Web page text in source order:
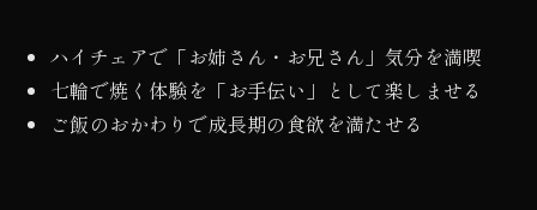
ハイチェアで「お姉さん・お兄さん」気分を満喫
七輪で焼く体験を「お手伝い」として楽しませる
ご飯のおかわりで成長期の食欲を満たせる